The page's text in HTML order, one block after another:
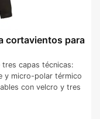
cortavientos para
capas técnicas:
y micro-polar térmico
con velcro y tres